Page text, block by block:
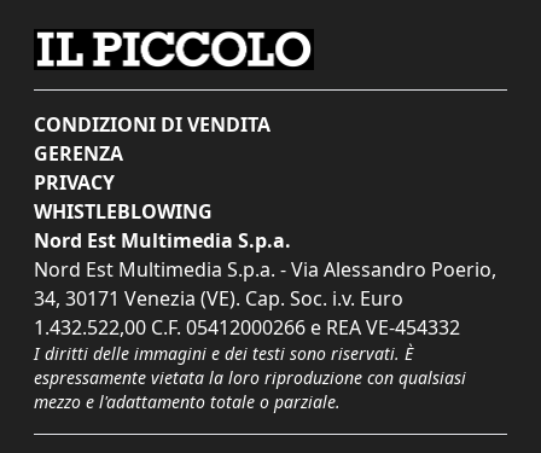
CONDIZIONI DI VENDITA
GERENZA
PRIVACY
WHISTLEBLOWING
Nord Est Multimedia S.p.a.
Nord Est Multimedia S.p.a. - Via Alessandro Poerio,
34, 30171 Venezia (VE). Cap. Soc. i.v. Euro
1.432.522,00 C.F. 05412000266 e REA VE-454332
I diritti delle immagini e dei testi sono riservati. È
espressamente vietata la loro riproduzione con qualsiasi
mezzo e l'adattamento totale o parziale.